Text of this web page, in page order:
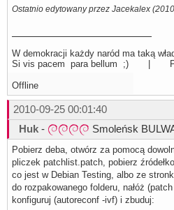
#więc nazwy 6 kanałów,
pcm.pavcp
{
    channelcount 12
softvol0.pcm
    softvol1.pcm "softvol01"
softvol2.pcm
softvol3.pcm
softvol4.pcm
softvol5.pcm
softvol6.pcm
softvol7.pcm
softvol8.pcm
softvol9.pcm
softvol10.pcm
Ostatnio edytowany przez Jacekalex
W demokracji każdy naród ma taką
Si vis pacem para bellum ;) |
Offline
2010-09-25 00:01:40
Huk - Smoleńsk
Pobierz deba, otwórz za pomocą
pliczek patchlist.patch, pobierz
co jest w Debian Testing, albo ze
do rozpakowanego folderu, nałóż
konfiguruj (autoreconf -ivf) i zbuduj: